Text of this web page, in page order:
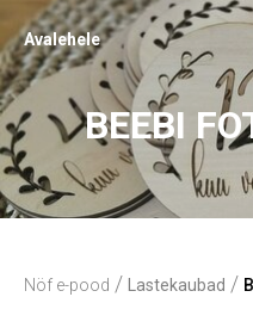
Avalehele
BEEBI
Nöf e-pood / Lastekaubad /